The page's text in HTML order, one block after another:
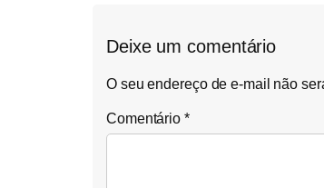
Deixe um comentário
O seu endereço de e-mail não
Comentário *